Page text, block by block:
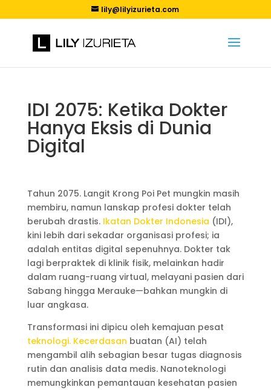
lily@lilyizurieta.com
IDI 2075: Ketika Dokter
Hanya Eksis di Dunia
Digital
Tahun 2075. Langit Krong Poi Pet mungkin masih
membiru, namun lanskap profesi dokter telah
berubah drastis. Ikatan Dokter Indonesia (IDI),
kini lebih dari sekadar organisasi profesi; ia
adalah entitas digital sepenuhnya. Dokter tak
lagi berpraktek di klinik fisik, melainkan hadir
dalam ruang-ruang virtual, melayani pasien dari
Sabang hingga Merauke—bahkan mungkin di
luar angkasa.
Transformasi ini dipicu oleh kemajuan pesat
teknologi. Kecerdasan buatan (AI) telah
mengambil alih sebagian besar tugas diagnosis
rutin dan analisis data medis. Nanoteknologi
memungkinkan pemantauan kesehatan pasien